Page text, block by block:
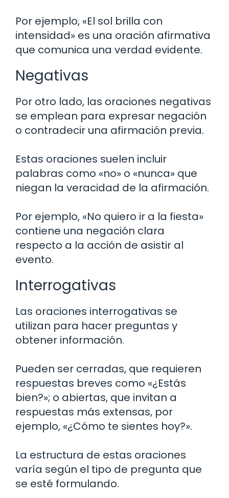
Por ejemplo, «El sol brilla con
intensidad» es una oración afirmativa
que comunica una verdad evidente.
Negativas
Por otro lado, las oraciones negativas
se emplean para expresar negación
o contradecir una afirmación previa.
Estas oraciones suelen incluir
palabras como «no» o «nunca» que
niegan la veracidad de la afirmación.
Por ejemplo, «No quiero ir a la fiesta»
contiene una negación clara
respecto a la acción de asistir al
evento.
Interrogativas
Las oraciones interrogativas se
utilizan para hacer preguntas y
obtener información.
Pueden ser cerradas, que requieren
respuestas breves como «¿Estás
bien?»; o abiertas, que invitan a
respuestas más extensas, por
ejemplo, «¿Cómo te sientes hoy?».
La estructura de estas oraciones
varía según el tipo de pregunta que
se esté formulando.